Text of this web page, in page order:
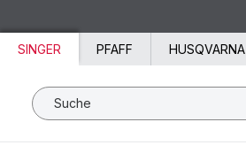
SINGER PFAFF
Suche SVP Worldwide